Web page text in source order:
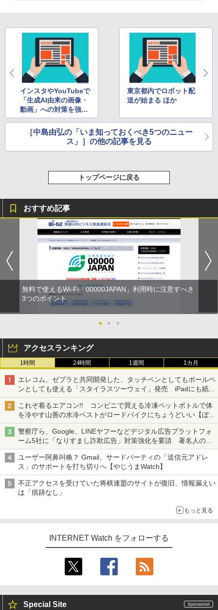
インスタやYouTubeで
「生成AI由来の画像・
動画」への対策を強化
ほか
東京都内でロボット配
送が始まる ほか
［中島由弘の「いま知っておくべき5つのニュー
ス」］の他の記事を見る
トップページに戻る
おすすめ記事
無料で使えるWi-Fi「00000JAPAN」利用時に注意すべき
3つのポイント
● ● ●
アクセスランキング
1時間 24時間 1週間 1カ月
エレコム、ゼブラと共同開発した、タッチペンとしてもボールペ
ンとしても使える「スタイラスツーウェイ」発売 iPadにも紙に
も、持ち替えずに書き込める
これぞ着るエアコン!! コンビニで買える冷凍ペットボトルで体
を冷やす山善の水冷ベストがロードバイクにちょうどいい【ぼっ
ち・ざ・ろーど！その14】【空いた時間でなにしてる？】
警察庁ら、Google、LINEヤフーなどデジタル広告プラットフォ
ーム5社に「なりすまし詐欺広告」対策強化を要請 著名人の写
真や映像を使った投資詐欺などへの対策として
ユーザー阿鼻叫喚？ Gmail、サードパーティの「送信元アドレ
ス」のサポートを打ち切りへ【やじうまWatch】
不正アクセスを受けていた将棋連盟のサイトが復旧、情報漏えい
は「痕跡なし」
もっと見る
INTERNET Watch をフォローする
Special Site